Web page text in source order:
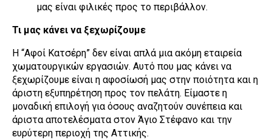
μας είναι φιλικές προς το περιβάλλον.
Τι μας κάνει να ξεχωρίζουμε
Η “Αφοί Κατσέρη” δεν είναι απλά μια ακόμη εταιρεία
χωματουργικών εργασιών. Αυτό που μας κάνει να
ξεχωρίζουμε είναι η αφοσίωσή μας στην ποιότητα και η
άριστη εξυπηρέτηση προς τον πελάτη. Είμαστε η
μοναδική επιλογή για όσους αναζητούν συνέπεια και
άριστα αποτελέσματα στον Άγιο Στέφανο και την
ευρύτερη περιοχή της Αττικής.